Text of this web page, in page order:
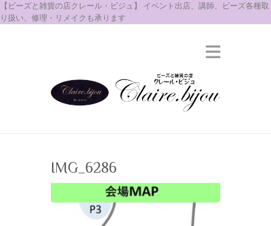
【ビーズと雑貨の店クレール・ビジュ】 イベント出店、講師、ビーズ各種取
り扱い、修理・リメイクも承ります
IMG_6286